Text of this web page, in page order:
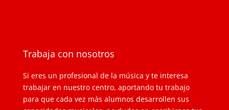
Trabaja con nosotros
Si eres un profesional de la música y te interesa
trabajar en nuestro centro, aportando tu trabajo
para que cada vez más alumnos desarrollen sus